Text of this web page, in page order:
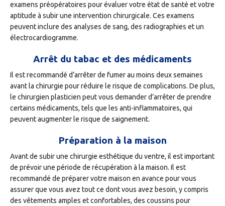
examens préopératoires pour évaluer votre état de santé et votre
aptitude à subir une intervention chirurgicale. Ces examens
peuvent inclure des analyses de sang, des radiographies et un
électrocardiogramme.
Arrêt du tabac et des médicaments
Il est recommandé d’arrêter de fumer au moins deux semaines
avant la chirurgie pour réduire le risque de complications. De plus,
le chirurgien plasticien peut vous demander d’arrêter de prendre
certains médicaments, tels que les anti-inflammatoires, qui
peuvent augmenter le risque de saignement.
Préparation à la maison
Avant de subir une chirurgie esthétique du ventre, il est important
de prévoir une période de récupération à la maison. Il est
recommandé de préparer votre maison en avance pour vous
assurer que vous avez tout ce dont vous avez besoin, y compris
des vêtements amples et confortables, des coussins pour